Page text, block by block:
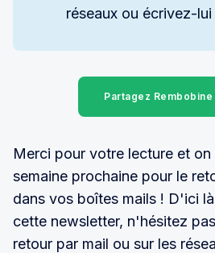
réseaux ou écrivez-lui
Partagez Rembobine
Merci pour votre lecture et on
semaine prochaine pour le
dans vos boîtes mails ! D'ici
cette newsletter, n'hésitez
retour par mail ou sur les